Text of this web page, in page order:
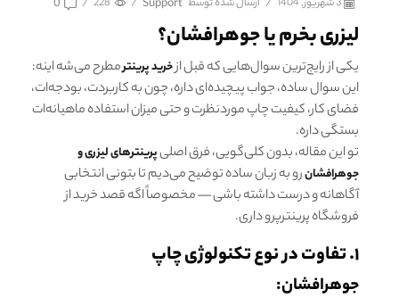
Support
0
لیزری بخرم یا جوهرافشان؟
یکی از رایج‌ترین سوال‌هایی که قبل ازخرید پرینترمطرح می‌شه اینه:
این سوال ساده، جواب پیچیده‌ای داره، چون به کاربردت، بودجه‌ات،
فضای کار، کیفیت چاپ موردنظرت و حتی میزان استفاده ماهیانه‌ات
بستگی داره.
تو این مقاله، بدون کلی‌گویی، فرق اصلیپرینترهای لیزری و
جوهرافشانرو به زبان ساده توضیح می‌دیم تا بتونی انتخابی
آگاهانه و درست داشته باشی — مخصوصاً اگه قصد خرید از
فروشگاه پرینترپرو داری.
۱. تفاوت در نوع تکنولوژی چاپ
جوهرافشان: